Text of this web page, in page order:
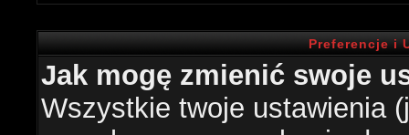
Preferencje i
Jak mogę zmienić swoje
Wszystkie twoje ustawienia